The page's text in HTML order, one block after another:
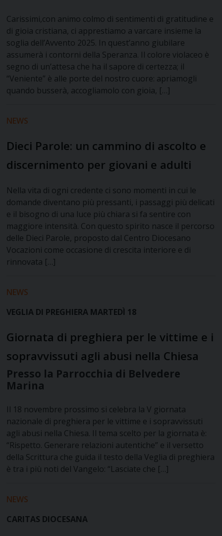
Carissimi,con animo colmo di sentimenti di gratitudine e
di gioia cristiana, ci apprestiamo a varcare insieme la
soglia dell’Avvento 2025. In quest’anno giubilare
assumerà i contorni della Speranza. Il colore violaceo è
segno di un’attesa che ha il sapore di certezza; il
“Veniente” è alle porte del nostro cuore: apriamogli
quando busserà, accogliamolo con gioia, […]
NEWS
Dieci Parole: un cammino di ascolto e
discernimento per giovani e adulti
Nella vita di ogni credente ci sono momenti in cui le
domande diventano più pressanti, i passaggi più delicati
e il bisogno di una luce più chiara si fa sentire con
maggiore intensità. Con questo spirito nasce il percorso
delle Dieci Parole, proposto dal Centro Diocesano
Vocazioni come occasione di crescita interiore e di
rinnovata […]
NEWS
VEGLIA DI PREGHIERA MARTEDÌ 18
Giornata di preghiera per le vittime e i
sopravvissuti agli abusi nella Chiesa
Presso la Parrocchia di Belvedere
Marina
Il 18 novembre prossimo si celebra la V giornata
nazionale di preghiera per le vittime e i sopravvissuti
agli abusi nella Chiesa. Il tema scelto per la giornata è:
“Rispetto. Generare relazioni autentiche” e il versetto
della Scrittura che guida il testo della Veglia di preghiera
è tra i più noti del Vangelo: “Lasciate che […]
NEWS
CARITAS DIOCESANA